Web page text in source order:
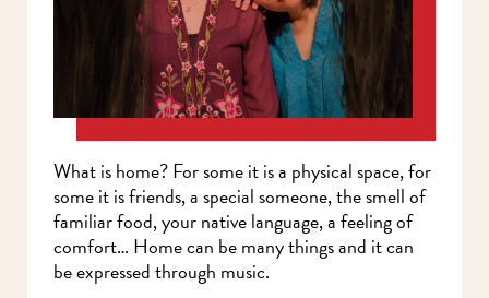
What is home? For some it is a physical space, for
some it is friends, a special someone, the smell of
familiar food, your native language, a feeling of
comfort… Home can be many things and it can
be expressed through music.